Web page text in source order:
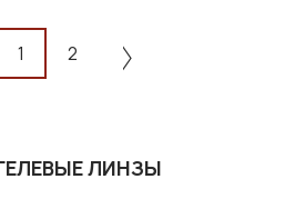
1 2
ЛИНЗЫ